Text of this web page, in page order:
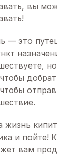
вы
— это
жизнь
и пойте!
вам